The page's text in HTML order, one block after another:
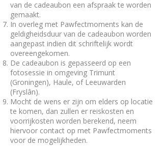
van de cadeaubon een afspraak te worden
gemaakt.
In overleg met Pawfectmoments kan de
geldigheidsduur van de cadeaubon worden
aangepast indien dit schriftelijk wordt
overeengekomen.
De cadeaubon is gepasseerd op een
fotosessie in omgeving Trimunt
(Groningen), Haule, of Leeuwarden
(Fryslân).
Mocht de wens er zijn om elders op locatie
te komen, dan zullen er reiskosten en
voorrijkosten worden berekend, neem
hiervoor contact op met Pawfectmoments
voor de mogelijkheden.